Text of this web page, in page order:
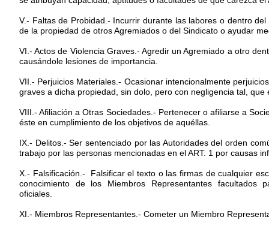
V.- Faltas de Probidad.- Incurrir durante las labores o dentro
de la propiedad de otros Agremiados o del Sindicato o ayudar
VI.- Actos de Violencia Graves.- Agredir un Agremiado a otro
causándole lesiones de importancia.
VII.- Perjuicios Materiales.- Ocasionar intencionalmente
graves a dicha propiedad, sin dolo, pero con negligencia tal,
VIII.- Afiliación a Otras Sociedades.- Pertenecer o afiliarse a
éste en cumplimiento de los objetivos de aquéllas.
IX.- Delitos.- Ser sentenciado por las Autoridades del orden
trabajo por las personas mencionadas en el ART. 1 por causas
X.- Falsificación.- Falsificar el texto o las firmas de cualquier
conocimiento de los Miembros Representantes facultados
oficiales.
XI.- Miembros Representantes.- Cometer un Miembro